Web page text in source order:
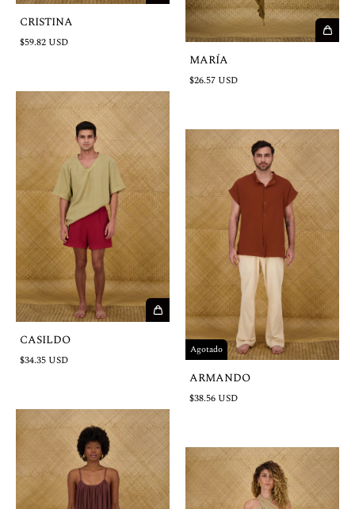
CRISTINA
$59.82 USD
MARÍA
$26.57 USD
CASILDO
$34.35 USD
Agotado
ARMANDO
$38.56 USD